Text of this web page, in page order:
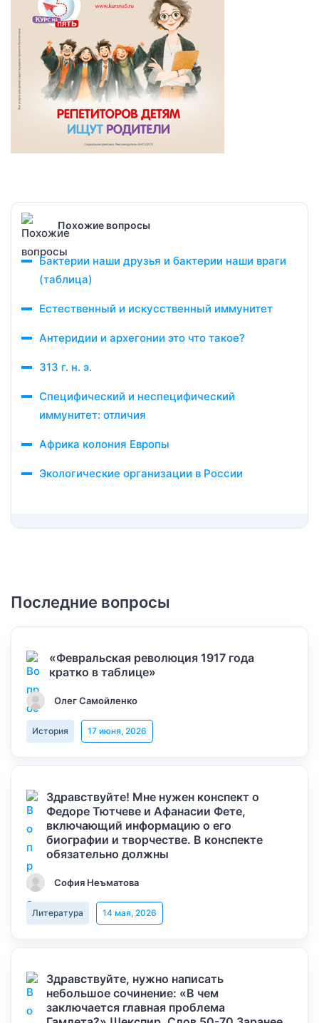
Похожие вопросы
Бактерии наши друзья и бактерии наши враги
(таблица)
Естественный и искусственный иммунитет
Антеридии и архегонии это что такое?
313 г. н. э.
Специфический и неспецифический
иммунитет: отличия
Африка колония Европы
Экологические организации в России
Последние вопросы
«Февральская революция 1917 года
кратко в таблице»
Олег Самойленко
История 17 июня, 2026
Здравствуйте! Мне нужен конспект о
Федоре Тютчеве и Афанасии Фете,
включающий информацию о его
биографии и творчестве. В конспекте
обязательно должны
София Неъматова
Литература 14 мая, 2026
Здравствуйте, нужно написать
небольшое сочинение: «В чем
заключается главная проблема